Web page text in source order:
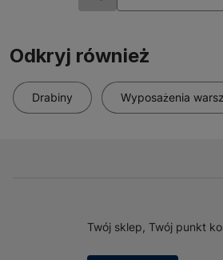
Odkryj również
Drabiny Wyposażenia
Twój sklep, Twój punkt